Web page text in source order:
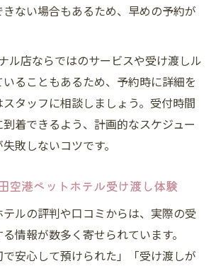
ない場合もあるため、早めの予約が
ル店ならではのサービスや受け渡しル
ることもあるため、予約時に詳細を
タッフに相談しましょう。受付時間
着できるよう、計画的なスケジュー
敗しないコツです。
空港ペットホテル受け渡し体験
ルの評判や口コミからは、実際の受
情報が数多く寄せられています。
で安心して預けられた」「受け渡しが